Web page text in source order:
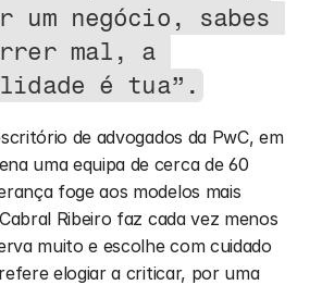
um negócio, sabes
mal, a
é tua”.
de advogados da PwC, em
uma equipa de cerca de 60
foge aos modelos mais
Ribeiro faz cada vez menos
muito e escolhe com cuidado
elogiar a criticar, por uma